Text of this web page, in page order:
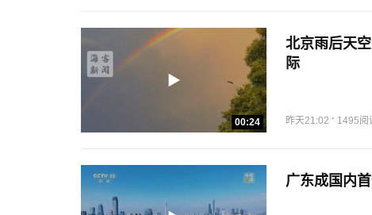
00:24
北京雨后天
际
昨天21:02 · 1495阅
广东成国内